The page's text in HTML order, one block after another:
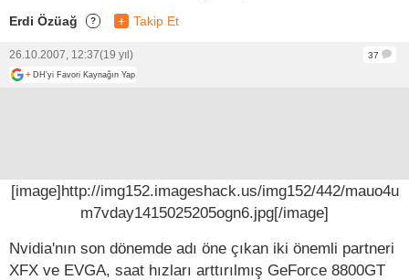
Erdi Özüağ ? + Takip Et
26.10.2007, 12:37(19 yıl)
37
+ DH'yi Favori Kaynağın Yap
[image]http://img152.imageshack.us/img152/442/mauo4u
m7vday1415025205ogn6.jpg[/image]
Nvidia'nın son dönemde adı öne çıkan iki önemli partneri
XFX ve EVGA, saat hızları arttırılmış GeForce 8800GT